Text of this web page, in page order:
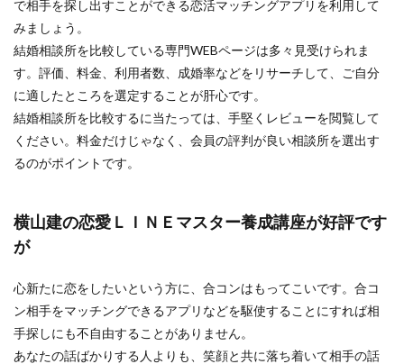
で相手を探し出すことができる恋活マッチングアプリを利用して
みましょう。
結婚相談所を比較している専門WEBページは多々見受けられま
す。評価、料金、利用者数、成婚率などをリサーチして、ご自分
に適したところを選定することが肝心です。
結婚相談所を比較するに当たっては、手堅くレビューを閲覧して
ください。料金だけじゃなく、会員の評判が良い相談所を選出す
るのがポイントです。
横山建の恋愛ＬＩＮＥマスター養成講座が好評です
が
心新たに恋をしたいという方に、合コンはもってこいです。合コ
ン相手をマッチングできるアプリなどを駆使することにすれば相
手探しにも不自由することがありません。
あなたの話ばかりする人よりも、笑顔と共に落ち着いて相手の話